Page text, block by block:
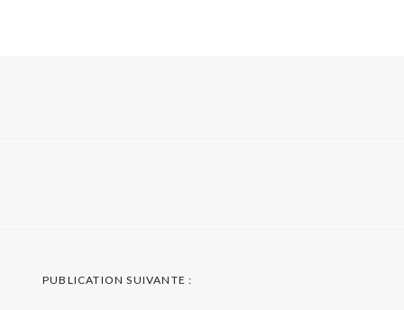
Navigation
PUBLICATION SUIVANTE :